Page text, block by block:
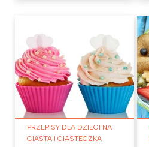
PRZEPISY DLA DZIECI NA
CIASTA I CIASTECZKA